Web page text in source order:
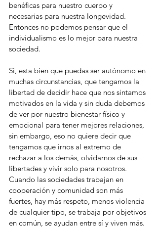
benéficas para nuestro cuerpo y
necesarias para nuestra longevidad.
Entonces no podemos pensar que el
individualismo es lo mejor para nuestra
sociedad.
Sí, esta bien que puedas ser autónomo en
muchas circunstancias, que tengamos la
libertad de decidir hace que nos sintamos
motivados en la vida y sin duda debemos
de ver por nuestro bienestar físico y
emocional para tener mejores relaciones,
sin embargo, eso no quiere decir que
tengamos que irnos al extremo de
rechazar a los demás, olvidarnos de sus
libertades y vivir solo para nosotros.
Cuando las sociedades trabajan en
cooperación y comunidad son más
fuertes, hay más respeto, menos violencia
de cualquier tipo, se trabaja por objetivos
en común, se ayudan entre sí y viven más.